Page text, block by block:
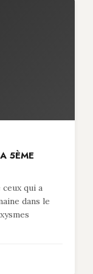
5ÈME
qui a
dans le